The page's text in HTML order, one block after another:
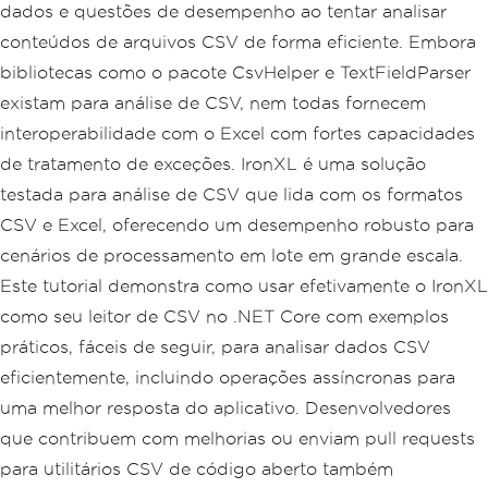
dados e questões de desempenho ao tentar analisar
conteúdos de arquivos CSV de forma eficiente. Embora
bibliotecas como o pacote CsvHelper e TextFieldParser
existam para análise de CSV, nem todas fornecem
interoperabilidade com o Excel com fortes capacidades
de tratamento de exceções. IronXL é uma solução
testada para análise de CSV que lida com os formatos
CSV e Excel, oferecendo um desempenho robusto para
cenários de processamento em lote em grande escala.
Este tutorial demonstra como usar efetivamente o IronXL
como seu leitor de CSV no .NET Core com exemplos
práticos, fáceis de seguir, para analisar dados CSV
eficientemente, incluindo operações assíncronas para
uma melhor resposta do aplicativo. Desenvolvedores
que contribuem com melhorias ou enviam pull requests
para utilitários CSV de código aberto também